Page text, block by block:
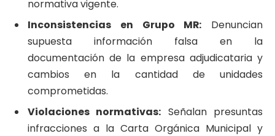
normativa vigente.
Inconsistencias en Grupo MR: Denuncian
supuesta información falsa en la
documentación de la empresa adjudicataria y
cambios en la cantidad de unidades
comprometidas.
Violaciones normativas: Señalan presuntas
infracciones a la Carta Orgánica Municipal y